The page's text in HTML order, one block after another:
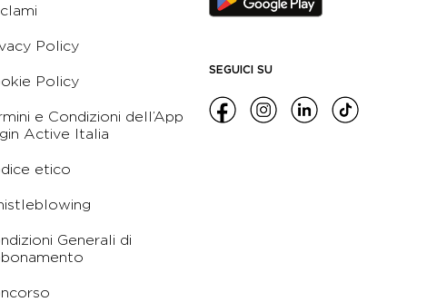
Policy
Policy
e Condizioni dell’App
Active Italia
etico
Generali di
SEGUICI SU